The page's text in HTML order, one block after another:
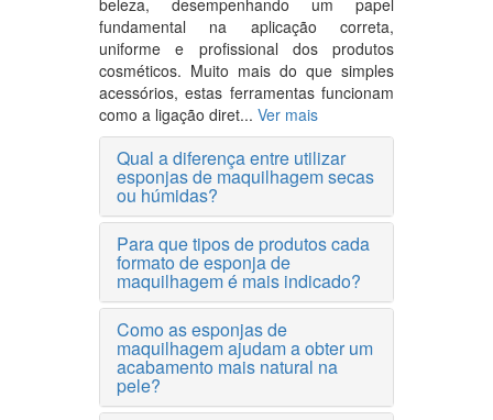
beleza, desempenhando um papel
fundamental na aplicação correta,
uniforme e profissional dos produtos
cosméticos. Muito mais do que simples
acessórios, estas ferramentas funcionam
como a ligação diret... Ver mais
Qual a diferença entre utilizar
esponjas de maquilhagem secas
ou húmidas?
Para que tipos de produtos cada
formato de esponja de
maquilhagem é mais indicado?
Como as esponjas de
maquilhagem ajudam a obter um
acabamento mais natural na
pele?